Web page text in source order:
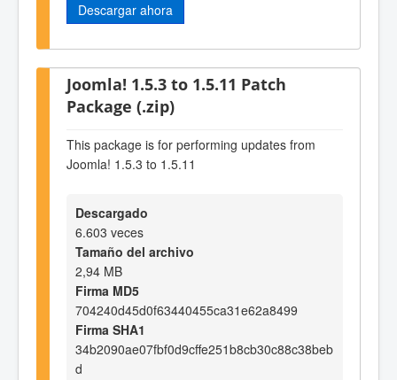
Descargar ahora
Joomla! 1.5.3 to 1.5.11 Patch
Package (.zip)
This package is for performing updates from
Joomla! 1.5.3 to 1.5.11
Descargado
6.603 veces
Tamaño del archivo
2,94 MB
Firma MD5
704240d45d0f63440455ca31e62a8499
Firma SHA1
34b2090ae07fbf0d9cffe251b8cb30c88c38beb
d